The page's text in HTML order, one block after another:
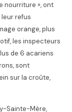
nourriture », ont
refus
orange, plus
les inspecteurs
de 6 acariens
sont
sur la croûte,
Sainte-Mère,